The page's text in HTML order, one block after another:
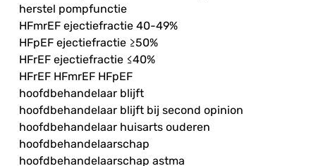
herstel pompfunctie
HFmrEF ejectiefractie 40-49%
HFpEF ejectiefractie ≥50%
HFrEF ejectiefractie ≤40%
HFrEF HFmrEF HFpEF
hoofdbehandelaar blijft
hoofdbehandelaar blijft bij second opinion
hoofdbehandelaar huisarts ouderen
hoofdbehandelaarschap
hoofdbehandelaarschap astma